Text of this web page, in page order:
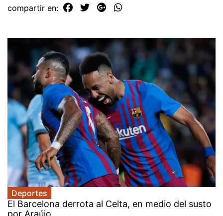
compartir en:
Deportes
El Barcelona derrota al Celta, en medio del susto
por Araújo